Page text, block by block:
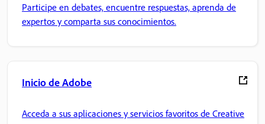
Participe en debates, encuentre respuestas, aprenda de
expertos y comparta sus conocimientos.
Inicio de Adobe
Acceda a sus aplicaciones y servicios favoritos de Creative